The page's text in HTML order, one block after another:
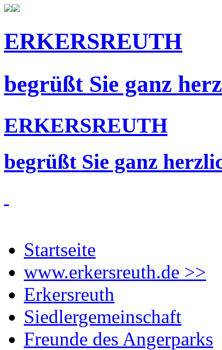
ERKERSREUTH
begrüßt Sie ganz
ERKERSREUTH
begrüßt Sie ganz
Startseite
www.erkersreuth.de >>
Erkersreuth
Siedlergemeinschaft
Freunde des Angerparks